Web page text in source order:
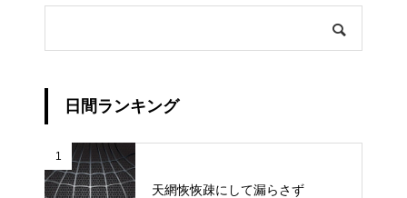
日間ランキング
1
天網恢恢疎にして漏らさず